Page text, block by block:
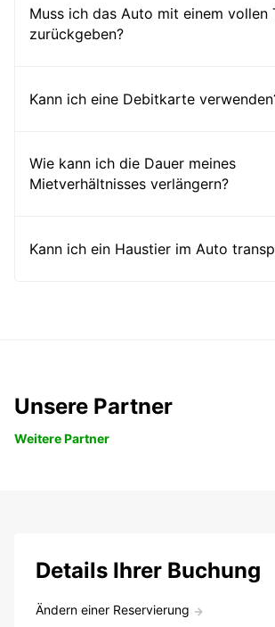
Muss ich das Auto mit einem vollen
zurückgeben?
Kann ich eine Debitkarte
Wie kann ich die Dauer meines
Mietverhältnisses verlängern?
Kann ich ein Haustier im Auto
Unsere Partner
Weitere Partner
Details Ihrer Buchung
Ändern einer Reservierung